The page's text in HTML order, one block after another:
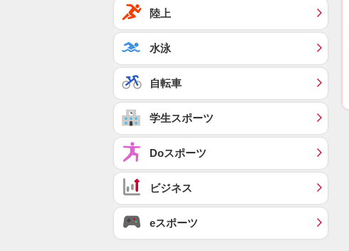
陸上
水泳
自転車
学生スポーツ
Doスポーツ
ビジネス
eスポーツ